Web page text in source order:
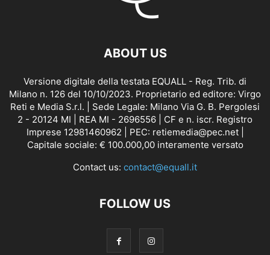
ABOUT US
Versione digitale della testata EQUALL - Reg. Trib. di
Milano n. 126 del 10/10/2023. Proprietario ed editore: Virgo
Reti e Media S.r.l. | Sede Legale: Milano Via G. B. Pergolesi
2 - 20124 MI | REA MI - 2696556 | CF e n. iscr. Registro
Imprese 12981460962 | PEC: retiemedia@pec.net |
Capitale sociale: € 100.000,00 interamente versato
Contact us: contact@equall.it
FOLLOW US